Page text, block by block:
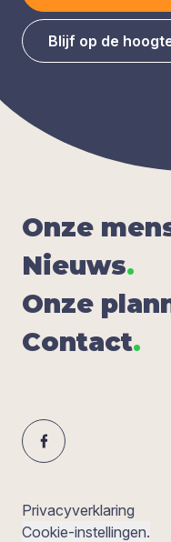
Blijf op de
Onze
Nieuws.
Onze
Con­tact.
Privacyverklaring
Cookie-instellingen.